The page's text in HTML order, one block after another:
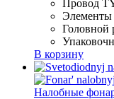
Провод
Головной
В корзину
Налобные